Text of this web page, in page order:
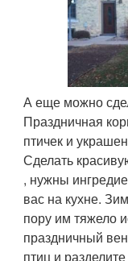
А еще можно
Праздничная
птичек и
Сделать
, нужны
вас на кухне.
пору им тяжело
праздничный
птиц и